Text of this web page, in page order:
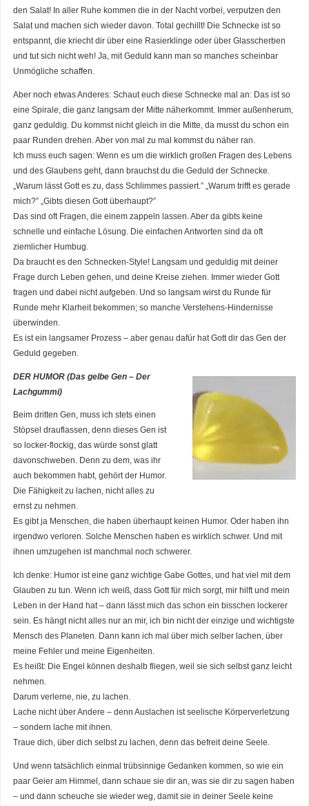
den Salat! In aller Ruhe kommen die in der Nacht vorbei, verputzen den
Salat und machen sich wieder davon. Total gechillt! Die Schnecke ist so
entspannt, die kriecht dir über eine Rasierklinge oder über Glasscherben
und tut sich nicht weh! Ja, mit Geduld kann man so manches scheinbar
Unmögliche schaffen.
Aber noch etwas Anderes: Schaut euch diese Schnecke mal an: Das ist so
eine Spirale, die ganz langsam der Mitte näherkommt. Immer außenherum,
ganz geduldig. Du kommst nicht gleich in die Mitte, da musst du schon ein
paar Runden drehen. Aber von mal zu mal kommst du näher ran.
Ich muss euch sagen: Wenn es um die wirklich großen Fragen des Lebens
und des Glaubens geht, dann brauchst du die Geduld der Schnecke.
„Warum lässt Gott es zu, dass Schlimmes passiert.” „Warum trifft es gerade
mich?” „Gibts diesen Gott überhaupt?”
Das sind oft Fragen, die einem zappeln lassen. Aber da gibts keine
schnelle und einfache Lösung. Die einfachen Antworten sind da oft
ziemlicher Humbug.
Da braucht es den Schnecken-Style! Langsam und geduldig mit deiner
Frage durch Leben gehen, und deine Kreise ziehen. Immer wieder Gott
fragen und dabei nicht aufgeben. Und so langsam wirst du Runde für
Runde mehr Klarheit bekommen; so manche Verstehens-Hindernisse
überwinden.
Es ist ein langsamer Prozess – aber genau dafür hat Gott dir das Gen der
Geduld gegeben.
DER HUMOR (Das gelbe Gen – Der
Lachgummi)
Beim dritten Gen, muss ich stets einen
Stöpsel drauflassen, denn dieses Gen ist
so locker-flockig, das würde sonst glatt
davonschweben. Denn zu dem, was ihr
auch bekommen habt, gehört der Humor.
Die Fähigkeit zu lachen, nicht alles zu
ernst zu nehmen.
Es gibt ja Menschen, die haben überhaupt keinen Humor. Oder haben ihn
irgendwo verloren. Solche Menschen haben es wirklich schwer. Und mit
ihnen umzugehen ist manchmal noch schwerer.
Ich denke: Humor ist eine ganz wichtige Gabe Gottes, und hat viel mit dem
Glauben zu tun. Wenn ich weiß, dass Gott für mich sorgt, mir hilft und mein
Leben in der Hand hat – dann lässt mich das schon ein bisschen lockerer
sein. Es hängt nicht alles nur an mir, ich bin nicht der einzige und wichtigste
Mensch des Planeten. Dann kann ich mal über mich selber lachen, über
meine Fehler und meine Eigenheiten.
Es heißt: Die Engel können deshalb fliegen, weil sie sich selbst ganz leicht
nehmen.
Darum verlerne, nie, zu lachen.
Lache nicht über Andere – denn Auslachen ist seelische Körperverletzung
– sondern lache mit ihnen.
Traue dich, über dich selbst zu lachen, denn das befreit deine Seele.
Und wenn tatsächlich einmal trübsinnige Gedanken kommen, so wie ein
paar Geier am Himmel, dann schaue sie dir an, was sie dir zu sagen haben
– und dann scheuche sie wieder weg, damit sie in deiner Seele keine